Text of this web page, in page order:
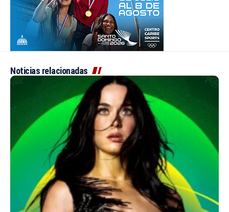
Noticias relacionadas